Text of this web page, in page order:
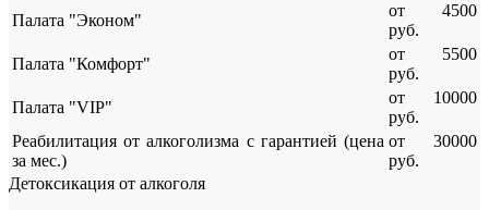
Палата "Эконом"
от 4500
руб.
Палата "Комфорт"
от 5500
руб.
Палата "VIP"
от 10000
руб.
Реабилитация от алкоголизма с гарантией (цена
за мес.)
от 30000
руб.
Детоксикация от алкоголя